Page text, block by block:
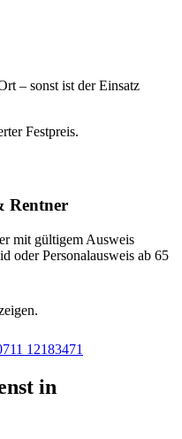
– sonst ist der Einsatz
Festpreis.
Rentner
mit gültigem Ausweis
oder Personalausweis ab 65
12183471
in